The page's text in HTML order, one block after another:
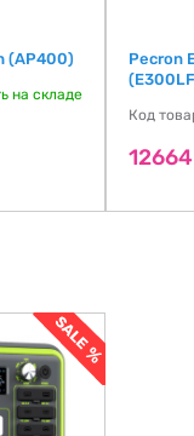
(AP400)
на складе
Pecron
Код